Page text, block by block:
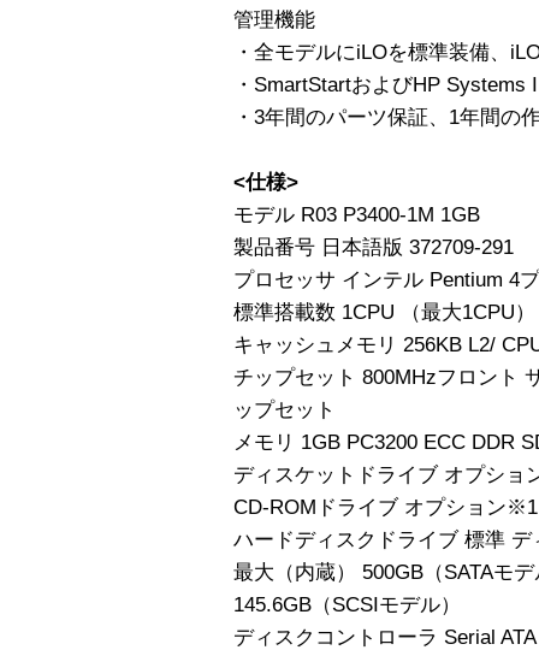
管理機能
・全モデルにiLOを標準装備、
・SmartStartおよびHP Systems
・3年間のパーツ保証、1年間の
<仕様>
モデル R03 P3400-1M 1GB
製品番号 日本語版 372709-291
プロセッサ インテル Pentium 4
標準搭載数 1CPU （最大1CPU）
キャッシュメモリ 256KB L2/
チップセット 800MHzフロント
ップセット
メモリ 1GB PC3200 ECC DDR
ディスケットドライブ オプショ
CD-ROMドライブ オプション※1
ハードディスクドライブ 標準 デ
最大（内蔵） 500GB（SATAモ
145.6GB（SCSIモデル）
ディスクコントローラ Serial